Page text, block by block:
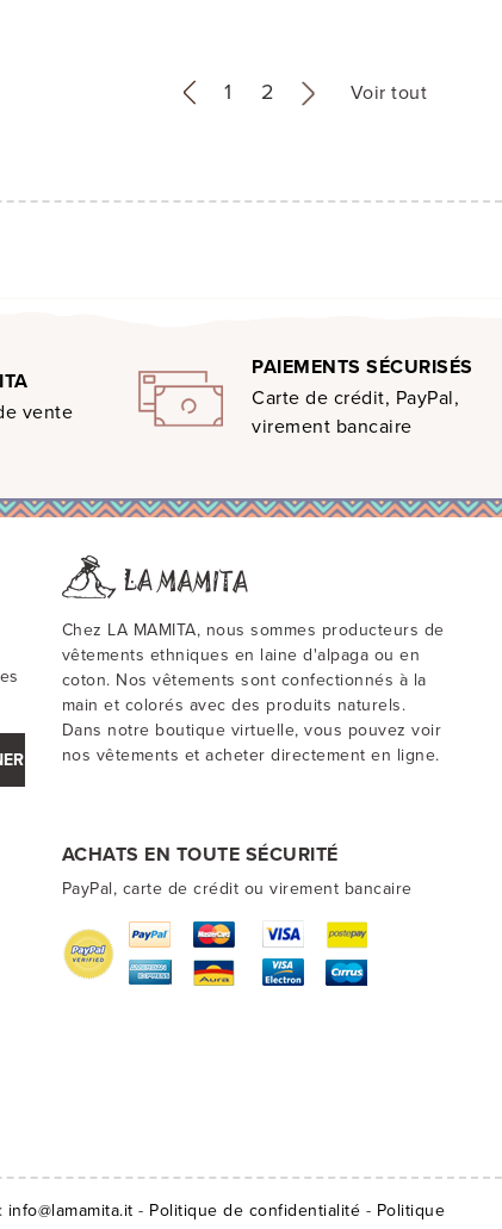
« 1 2 » Voir tout
vente
PAIEMENTS SÉCURISÉS
Carte de crédit, PayPal,
virement bancaire
Chez LA MAMITA, nous sommes producteurs de
vêtements ethniques en laine d'alpaga ou en
coton. Nos vêtements sont confectionnés à la
main et colorés avec des produits naturels.
Dans notre boutique virtuelle, vous pouvez voir
nos vêtements et acheter directement en ligne.
ACHATS EN TOUTE SÉCURITÉ
PayPal, carte de crédit ou virement bancaire
info@lamamita.it - Politique de confidentialité - Politique